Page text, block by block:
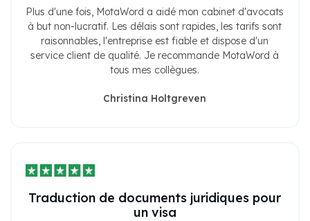
Plus d'une fois, MotaWord a aidé mon cabinet d'avocats
à but non-lucratif. Les délais sont rapides, les tarifs sont
raisonnables, l'entreprise est fiable et dispose d'un
service client de qualité. Je recommande MotaWord à
tous mes collègues.
Christina Holtgreven
Traduction de documents juridiques pour
un visa